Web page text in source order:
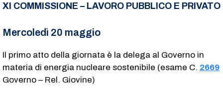
XI COMMISSIONE – LAVORO PUBBLICO E PRIVATO
Mercoledì 20 maggio
Il primo atto della giornata è la delega al Governo in
materia di energia nucleare sostenibile (esame C. 2669
Governo – Rel. Giovine)